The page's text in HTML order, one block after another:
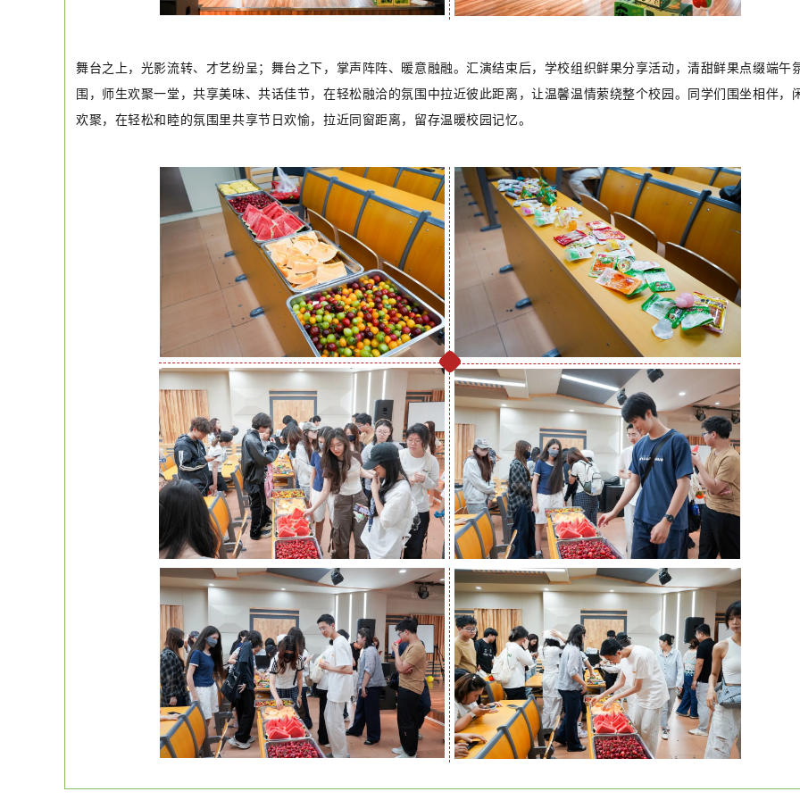
舞台之上，光影流转、才艺纷呈；舞台之下，掌声阵阵、暖意融融。汇演结束后，学校组织鲜果分享活动，清甜鲜果点缀端午
围，师生欢聚一堂，共享美味、共话佳节，在轻松融洽的氛围中拉近彼此距离，让温馨温情萦绕整个校园。同学们围坐相伴，
欢聚，在轻松和睦的氛围里共享节日欢愉，拉近同窗距离，留存温暖校园记忆。